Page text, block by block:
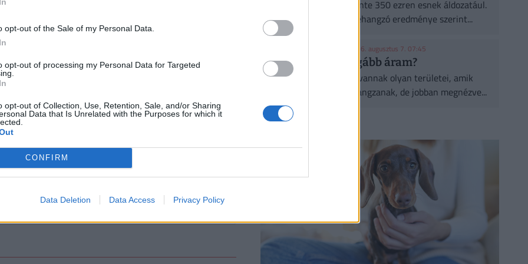
opt-out of the Sale of my Personal Data.
opt-out of processing my Personal Data for Targeted
opt-out of Collection, Use, Retention, Sale, and/or Sharing
Data that Is Unrelated with the Purposes for which it
CONFIRM
Data Deletion Data Access Privacy Policy
#kedvezmény
közre, a végleges tartalmat újságírónk szerkesztette és
szólhat hozzá.
itt találod.
A városi hőségnek évente 350 ezren esnek áldozatául.
Két friss kutatás egybehangzó eredménye szerint...
| 2026. augusztus 7. 07:45
Csúcsidőben drágább áram?
A közgazdaságtannak vannak olyan területei, amik
elsőre felháborítóan hangzanak, de jobban megnézve...